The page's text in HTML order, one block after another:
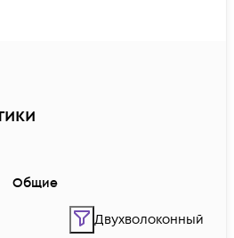
Общие
Двухволоконный